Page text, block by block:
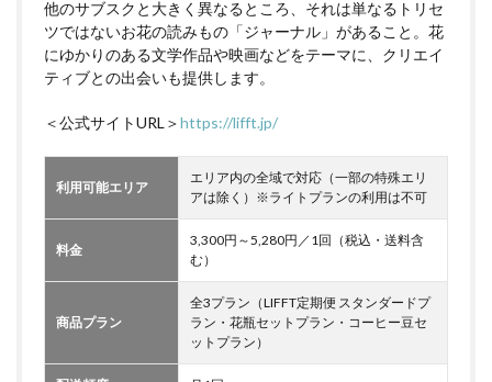
他のサブスクと大きく異なるところ、それは単なるトリセ
ツではないお花の読みもの「ジャーナル」があること。花
にゆかりのある文学作品や映画などをテーマに、クリエイ
ティブとの出会いも提供します。
＜公式サイトURL＞https://lifft.jp/
利用可能エリア
エリア内の全域で対応（一部の特殊エリ
アは除く）※ライトプランの利用は不可
料金
3,300円～5,280円／1回（税込・送料含
む）
商品プラン
全3プラン（LIFFT定期便 スタンダードプ
ラン・花瓶セットプラン・コーヒー豆セ
ットプラン）